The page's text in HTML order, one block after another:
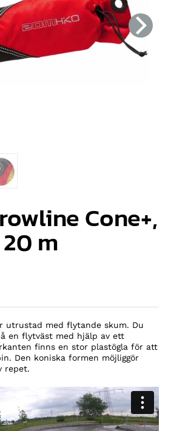
Cone+,
m
utrustad med flytande skum. Du
en flytväst med hjälp av ett
finns en stor plastögla för att
Den koniska formen möjliggör
repet.